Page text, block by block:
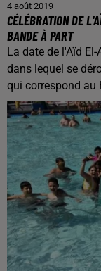
4 août 2019
CÉLÉBRATION DE
BANDE À PART
La date de l'Aïd
dans lequel se
qui correspond au